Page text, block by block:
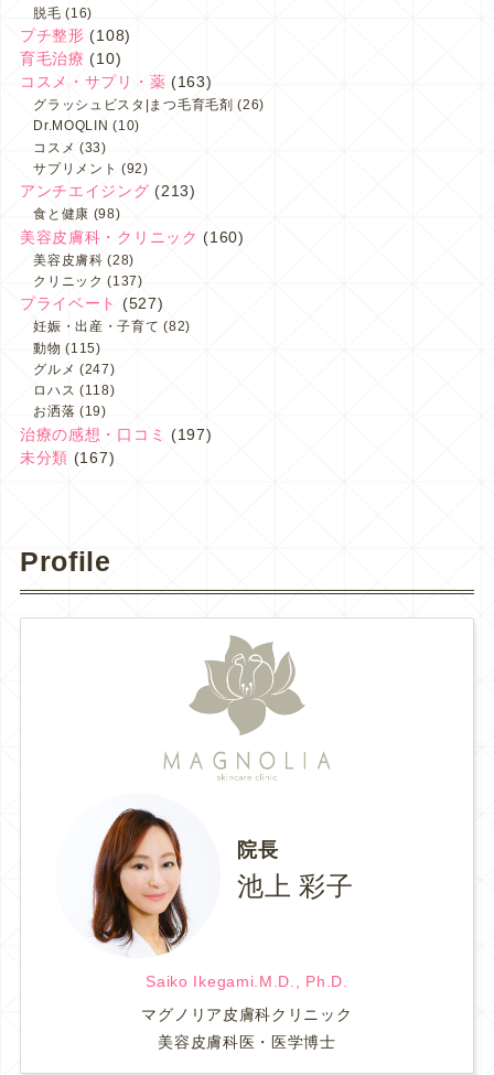
脱毛 (16)
プチ整形 (108)
育毛治療 (10)
コスメ・サプリ・薬 (163)
グラッシュビスタ|まつ毛育毛剤 (26)
Dr.MOQLIN (10)
コスメ (33)
サプリメント (92)
アンチエイジング (213)
食と健康 (98)
美容皮膚科・クリニック (160)
美容皮膚科 (28)
クリニック (137)
プライベート (527)
妊娠・出産・子育て (82)
動物 (115)
グルメ (247)
ロハス (118)
お洒落 (19)
治療の感想・口コミ
(197)
未分類 (167)
Profile
院長
池上 彩子
Saiko Ikegami.M.D., Ph.D.
マグノリア皮膚科クリニック
美容皮膚科医・医学博士